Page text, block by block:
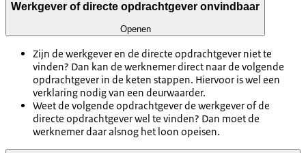
Werkgever of directe opdrachtgever onvindbaar
Openen
Zijn de werkgever en de directe opdrachtgever niet te
vinden? Dan kan de werknemer direct naar de volgende
opdrachtgever in de keten stappen. Hiervoor is wel een
verklaring nodig van een deurwaarder.
Weet de volgende opdrachtgever de werkgever of de
directe opdrachtgever wel te vinden? Dan moet de
werknemer daar alsnog het loon opeisen.